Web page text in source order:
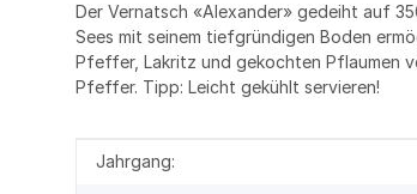
Der Vernatsch «Alexander» gedeiht auf
Sees mit seinem tiefgründigen Boden
Pfeffer, Lakritz und gekochten Pflaumen
Pfeffer. Tipp: Leicht gekühlt servieren!
Produkteigenschaft
Wert
Jahrgang: